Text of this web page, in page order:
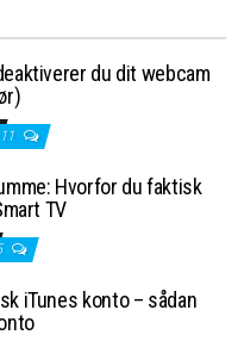
du dit webcam
11
Hvorfor du faktisk
TV
iTunes konto – sådan